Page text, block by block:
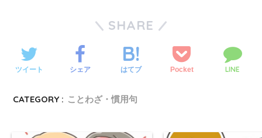
SHARE
ツイート シェア はてブ Pocket LINE
CATEGORY : ことわざ・慣用句